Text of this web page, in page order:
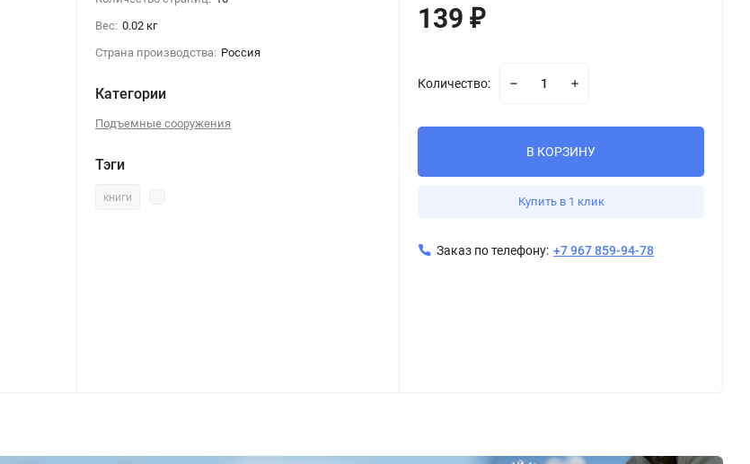
Вес: 0.02 кг
Страна производства: Россия
Категории
Подъемные сооружения
Тэги
книги
139₽
Количество:
В КОРЗИНУ
Купить в 1 клик
Заказ по телефону: +7 967 859-94-78